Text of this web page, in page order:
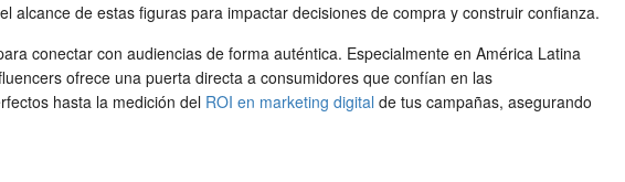
de estas figuras para impactar decisiones de compra y construir confianza.
conectar con audiencias de forma auténtica. Especialmente en América Latina
ofrece una puerta directa a consumidores que confían en las
hasta la medición del ROI en marketing digital de tus campañas, asegurando